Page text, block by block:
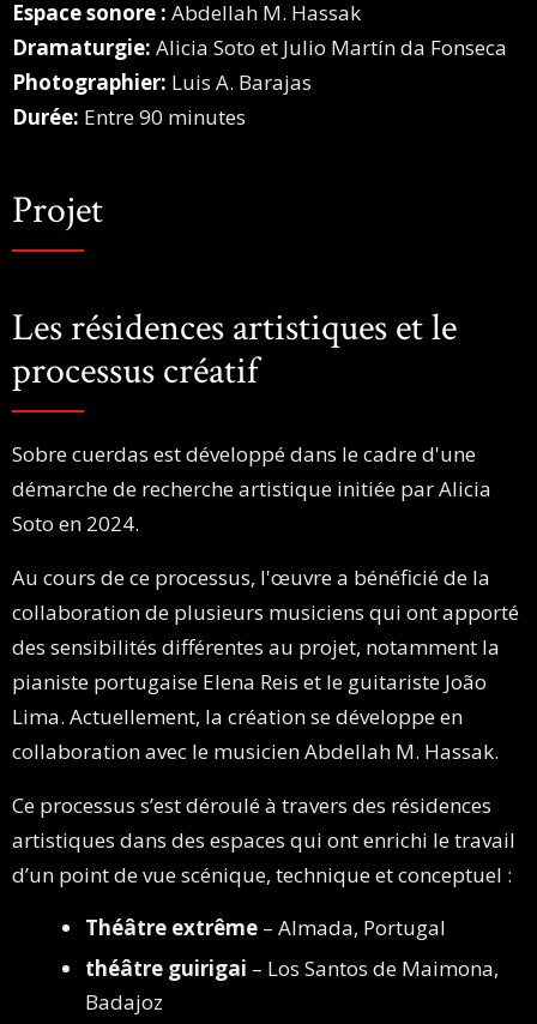
Espace sonore : Abdellah M. Hassak
Dramaturgie: Alicia Soto et Julio Martín da Fonseca
Photographier: Luis A. Barajas
Durée: Entre 90 minutes
Projet
Les résidences artistiques et le
processus créatif
Sobre cuerdas est développé dans le cadre d'une
démarche de recherche artistique initiée par Alicia
Soto en 2024.
Au cours de ce processus, l'œuvre a bénéficié de la
collaboration de plusieurs musiciens qui ont apporté
des sensibilités différentes au projet, notamment la
pianiste portugaise Elena Reis et le guitariste João
Lima. Actuellement, la création se développe en
collaboration avec le musicien Abdellah M. Hassak.
Ce processus s’est déroulé à travers des résidences
artistiques dans des espaces qui ont enrichi le travail
d’un point de vue scénique, technique et conceptuel :
Théâtre extrême – Almada, Portugal
théâtre guirigai – Los Santos de Maimona,
Badajoz